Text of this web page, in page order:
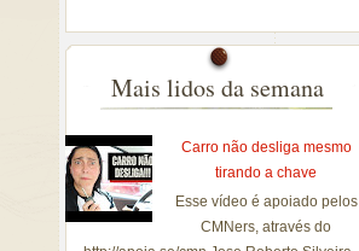
Mais lidos da semana
Carro não desliga mesmo
tirando a chave
Esse vídeo é apoiado pelos
CMNers, através do